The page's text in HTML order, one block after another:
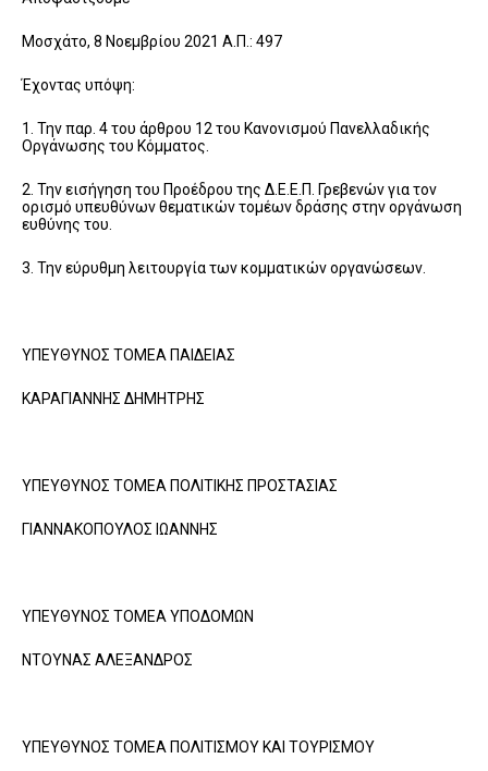
Μοσχάτο, 8 Νοεμβρίου 2021 Α.Π.: 497
Έχοντας υπόψη:
1. Την παρ. 4 του άρθρου 12 του Κανονισμού Πανελλαδικής
Οργάνωσης του Κόμματος.
2. Την εισήγηση του Προέδρου της Δ.Ε.Ε.Π. Γρεβενών για τον
ορισμό υπευθύνων θεματικών τομέων δράσης στην οργάνωση
ευθύνης του.
3. Την εύρυθμη λειτουργία των κομματικών οργανώσεων.
ΥΠΕΥΘΥΝΟΣ ΤΟΜΕΑ ΠΑΙΔΕΙΑΣ
ΚΑΡΑΓΙΑΝΝΗΣ ΔΗΜΗΤΡΗΣ
ΥΠΕΥΘΥΝΟΣ ΤΟΜΕΑ ΠΟΛΙΤΙΚΗΣ ΠΡΟΣΤΑΣΙΑΣ
ΓΙΑΝΝΑΚΟΠΟΥΛΟΣ ΙΩΑΝΝΗΣ
ΥΠΕΥΘΥΝΟΣ ΤΟΜΕΑ ΥΠΟΔΟΜΩΝ
ΝΤΟΥΝΑΣ ΑΛΕΞΑΝΔΡΟΣ
ΥΠΕΥΘΥΝΟΣ ΤΟΜΕΑ ΠΟΛΙΤΙΣΜΟΥ ΚΑΙ ΤΟΥΡΙΣΜΟΥ